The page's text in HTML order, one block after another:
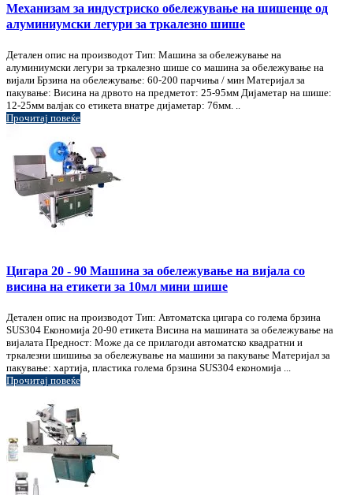
Механизам за индустриско обележување на шишенце од
алуминиумски легури за тркалезно шише
Детален опис на производот Тип: Машина за обележување на
алуминиумски легури за тркалезно шише со машина за обележување на
вијали Брзина на обележување: 60-200 парчиња / мин Материјал за
пакување: Висина на дрвото на предметот: 25-95мм Дијаметар на шише:
12-25мм валјак со етикета внатре дијаметар: 76мм. ..
Прочитај повеќе
Цигара 20 - 90 Машина за обележување на вијала со
висина на етикети за 10мл мини шише
Детален опис на производот Тип: Автоматска цигара со голема брзина
SUS304 Економија 20-90 етикета Висина на машината за обележување на
вијалата Предност: Може да се прилагоди автоматско квадратни и
тркалезни шишиња за обележување на машини за пакување Материјал за
пакување: хартија, пластика голема брзина SUS304 економија ...
Прочитај повеќе